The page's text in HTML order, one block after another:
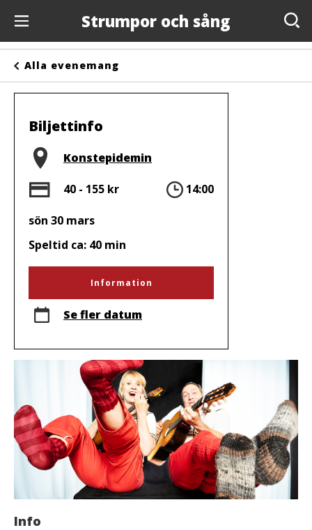
Strumpor och sång
Anslagstavlan
Arrangörer
Kontakta oss
Om oss
Alla evenemang
Biljettinfo
Plats
Konstepidemin
Pris
40 - 155 kr Tid
14:00
sön 30 mars
Speltid ca: 40 min
Information
Se fler datum
Info